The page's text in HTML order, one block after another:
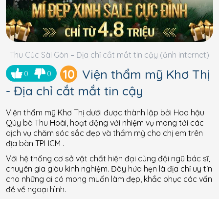
Thu Cúc Sài Gòn – Địa chỉ cắt mắt tin cậy (ảnh internet)
0 0 10 Viện thẩm mỹ Khơ Thị
- Địa chỉ cắt mắt tin cậy
Viện thẩm mỹ Khơ Thị dưới được thành lập bởi Hoa hậu
Qúy bà Thu Hoài, hoạt động với nhiệm vụ mang tới các
dịch vụ chăm sóc sắc đẹp và thẩm mỹ cho chị em trên
địa bàn TPHCM .
Với hệ thống cơ sở vật chất hiện đại cùng đội ngũ bác sĩ,
chuyên gia giàu kinh nghiệm. Đây hứa hẹn là địa chỉ uy tín
cho những ai có mong muốn làm đẹp, khắc phục các vấn
đề về ngoại hình.